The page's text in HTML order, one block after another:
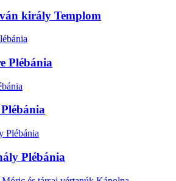
király Templom
Plébánia
Plébánia